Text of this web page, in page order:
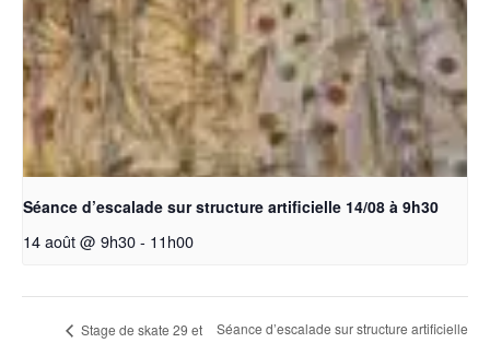
Séance d’escalade sur structure artificielle 14/08 à 9h30
14 août @ 9h30- 11h00
Stage de skate 29 et
Séance d’escalade sur structure artificielle